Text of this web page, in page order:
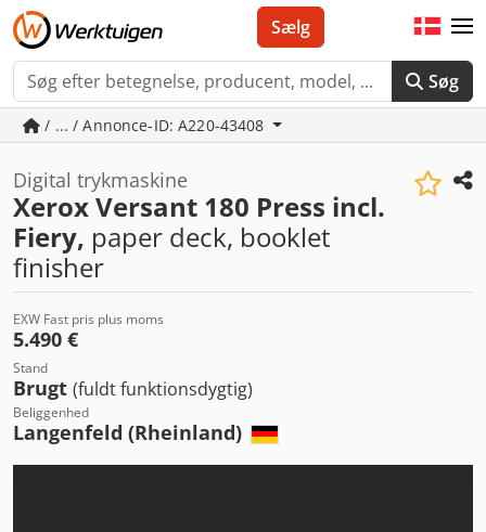
Søg
Sælg
/ ... / Annonce-ID: A220-43408
Digital trykmaskine
Xerox Versant 180 Press incl.
Fiery, paper deck, booklet
finisher
EXW Fast pris plus moms
5.490 €
Stand
Brugt (fuldt funktionsdygtig)
Beliggenhed
Langenfeld (Rheinland)